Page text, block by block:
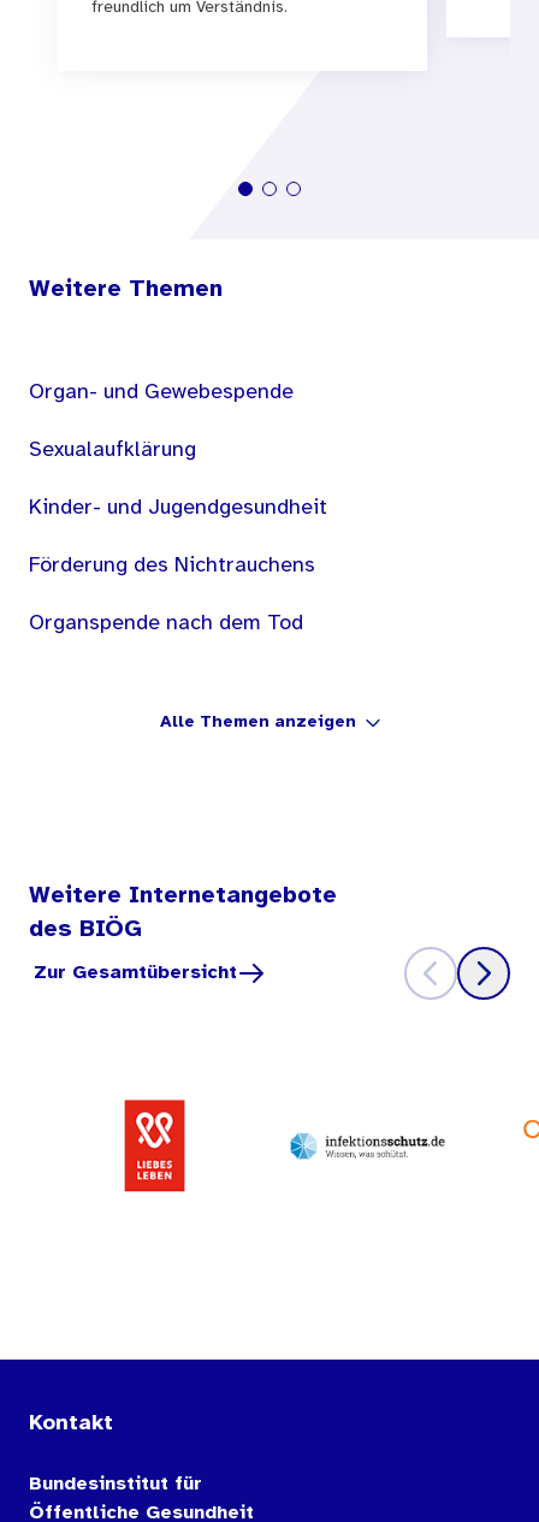
freundlich um Verständnis.
Weitere Themen
Organ- und Gewebespende
Sexualaufklärung
Kinder- und Jugendgesundheit
Förderung des Nichtrauchens
Organspende nach dem Tod
Alle Themen anzeigen
Weitere Internetangebote
des BIÖG
Zur Gesamtübersicht
Kontakt
Bundesinstitut für
Öffentliche Gesundheit